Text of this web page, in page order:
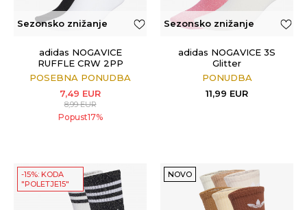
Sezonsko znižanje
adidas NOGAVICE
RUFFLE CRW 2PP
POSEBNA PONUDBA
7,49 EUR
8,99EUR
Popust17%
Sezonsko znižanje
adidas NOGAVICE 3S
Glitter
PONUDBA
11,99 EUR
-15%: KODA
"POLETJE15"
NOVO